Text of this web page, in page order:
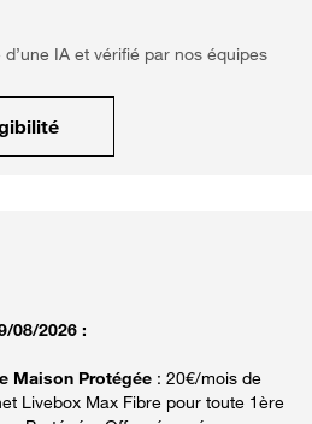
IA et vérifié par nos équipes
08/2026 :
Maison Protégée : 20€/mois de
Livebox Max Fibre pour toute 1ère